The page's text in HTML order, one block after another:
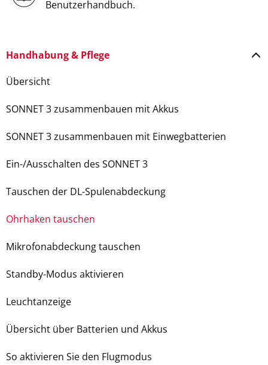
Benutzerhandbuch.
Handhabung & Pflege
Übersicht
SONNET 3 zusammenbauen mit Akkus
SONNET 3 zusammenbauen mit Einwegbatterien
Ein-/Ausschalten des SONNET 3
Tauschen der DL-Spulenabdeckung
Ohrhaken tauschen
Mikrofonabdeckung tauschen
Standby-Modus aktivieren
Leuchtanzeige
Übersicht über Batterien und Akkus
So aktivieren Sie den Flugmodus